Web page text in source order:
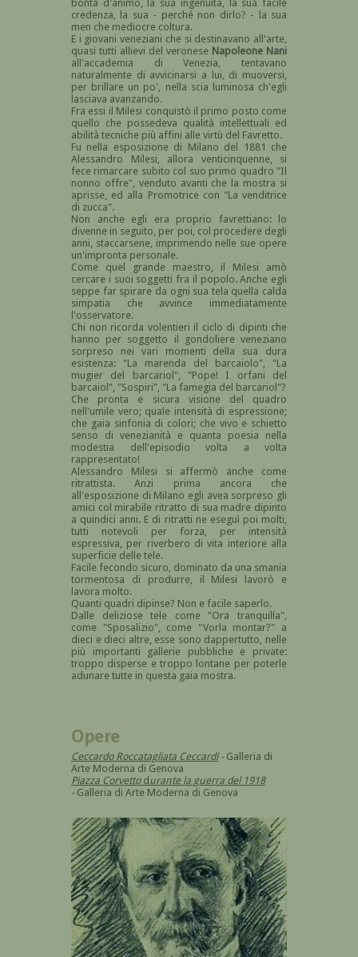
bontà d'animo, la sua ingenuità, la sua facile
credenza, la sua - perché non dirlo? - la sua
men che mediocre coltura.
E i giovani veneziani che si destinavano all'arte,
quasi tutti allievi del veronese Napoleone Nani
all'accademia di Venezia, tentavano
naturalmente di avvicinarsi a lui, di muoversi,
per brillare un po', nella scia luminosa ch'egli
lasciava avanzando.
Fra essi il Milesi conquistò il primo posto come
quello che possedeva qualità intellettuali ed
abilità tecniche più affini alle virtù del Favretto.
Fu nella esposizione di Milano del 1881 che
Alessandro Milesi, allora venticinquenne, si
fece rimarcare subito col suo primo quadro "Il
nonno offre", venduto avanti che la mostra si
aprisse, ed alla Promotrice con "La venditrice
di zucca".
Non anche egli era proprio favrettiano: lo
divenne in seguito, per poi, col procedere degli
anni, staccarsene, imprimendo nelle sue opere
un'impronta personale.
Come quel grande maestro, il Milesi amò
cercare i suoi soggetti fra il popolo. Anche egli
seppe far spirare da ogni sua tela quella calda
simpatia che avvince immediatamente
l'osservatore.
Chi non ricorda volentieri il ciclo di dipinti che
hanno per soggetto il gondoliere veneziano
sorpreso nei vari momenti della sua dura
esistenza: "La marenda del barcaiolo", "La
mugier del barcariol", "Pope! I orfani del
barcaiol", "Sospiri", "La famegia del barcariol"?
Che pronta e sicura visione del quadro
nell'umile vero; quale intensità di espressione;
che gaia sinfonia di colori; che vivo e schietto
senso di venezianità e quanta poesia nella
modestia dell'episodio volta a volta
rappresentato!
Alessandro Milesi si affermò anche come
ritrattista. Anzi prima ancora che
all'esposizione di Milano egli avea sorpreso gli
amici col mirabile ritratto di sua madre dipinto
a quindici anni. E di ritratti ne eseguì poi molti,
tutti notevoli per forza, per intensità
espressiva, per riverbero di vita interiore alla
superficie delle tele.
Facile fecondo sicuro, dominato da una smania
tormentosa di produrre, il Milesi lavorò e
lavora molto.
Quanti quadri dipinse? Non e facile saperlo.
Dalle deliziose tele come "Ora tranquilla",
come "Sposalizio", come "Vorla montar?" a
dieci e dieci altre, esse sono dappertutto, nelle
più importanti gallerie pubbliche e private:
troppo disperse e troppo lontane per poterle
adunare tutte in questa gaia mostra.
Opere
Ceccardo Roccatagliata Ceccardi- Galleria di
Arte Moderna di Genova
Piazza Corvettod urante la guerra del 1918
- Galleria di Arte Moderna di Genova